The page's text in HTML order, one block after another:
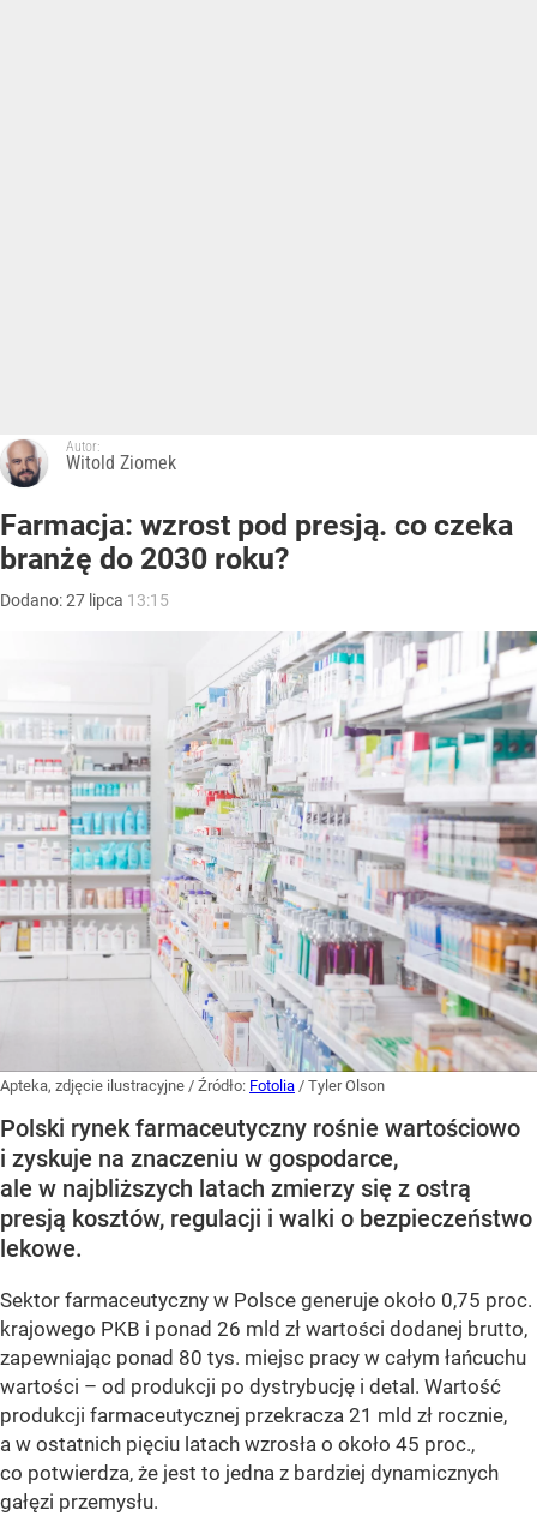
Autor:
Witold Ziomek
Farmacja: wzrost pod presją. co czeka
branżę do 2030 roku?
Dodano:27 lipca 13:15
Apteka, zdjęcie ilustracyjne / Źródło: Fotolia / Tyler Olson
Polski rynek farmaceutyczny rośnie wartościowo
i zyskuje na znaczeniu w gospodarce,
ale w najbliższych latach zmierzy się z ostrą
presją kosztów, regulacji i walki o bezpieczeństwo
lekowe.
Sektor farmaceutyczny w Polsce generuje około 0,75 proc.
krajowego PKB i ponad 26 mld zł wartości dodanej brutto,
zapewniając ponad 80 tys. miejsc pracy w całym łańcuchu
wartości – od produkcji po dystrybucję i detal. Wartość
produkcji farmaceutycznej przekracza 21 mld zł rocznie,
a w ostatnich pięciu latach wzrosła o około 45 proc.,
co potwierdza, że jest to jedna z bardziej dynamicznych
gałęzi przemysłu.